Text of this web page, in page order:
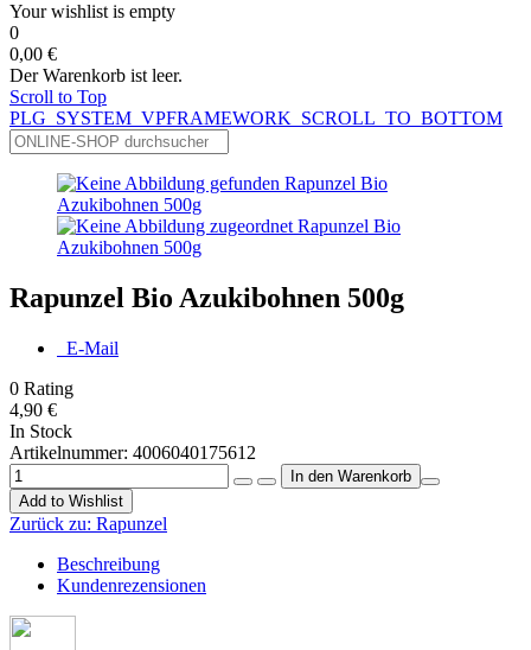
Your wishlist is empty
0
0,00 €
Der Warenkorb ist leer.
Scroll to Top
PLG_SYSTEM_VPFRAMEWORK_SCROLL_TO_BOTTOM
Rapunzel Bio Azukibohnen 500g
E-Mail
0 Rating
4,90 €
In Stock
Artikelnummer: 4006040175612
Add to Wishlist
Zurück zu: Rapunzel
Beschreibung
Kundenrezensionen